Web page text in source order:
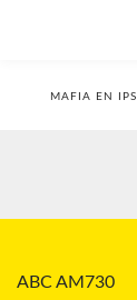
MAFIA EN IPS
ABC AM730